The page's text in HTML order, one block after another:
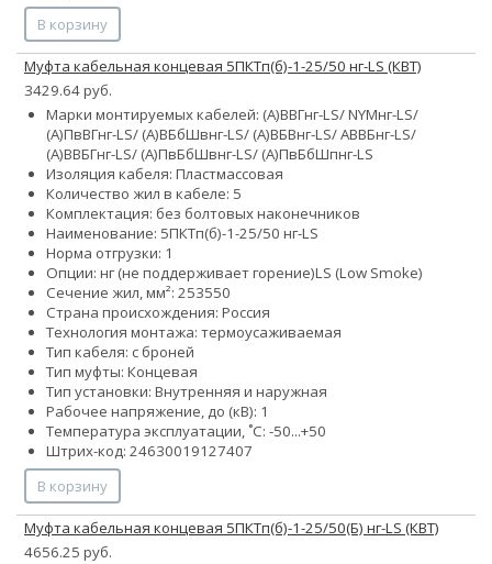
В корзину
Муфта кабельная концевая 5ПКТп(б)-1-25/50 нг-LS (КВТ)
3429.64 руб.
Марки монтируемых кабелей: (А)ВВГнг-LS/ NYMнг-LS/
(А)ПвВГнг-LS/ (А)ВБбШвнг-LS/ (А)ВБВнг-LS/ АВВБнг-LS/
(А)ВВБГнг-LS/ (А)ПвБбШвнг-LS/ (А)ПвБбШпнг-LS
Изоляция кабеля: Пластмассовая
Количество жил в кабеле: 5
Комплектация: без болтовых наконечников
Наименование: 5ПКТп(б)-1-25/50 нг-LS
Норма отгрузки: 1
Опции: нг (не поддерживает горение)LS (Low Smoke)
Сечение жил, мм²: 253550
Страна происхождения: Россия
Технология монтажа: термоусаживаемая
Тип кабеля: с броней
Тип муфты: Концевая
Тип установки: Внутренняя и наружная
Рабочее напряжение, до (кВ): 1
Температура эксплуатации, ˚С: -50...+50
Штрих-код: 24630019127407
В корзину
Муфта кабельная концевая 5ПКТп(б)-1-25/50(Б) нг-LS (КВТ)
4656.25 руб.